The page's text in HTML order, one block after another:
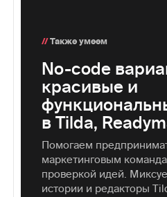
// Также умеем
No-сode
красивые и
в Tilda,
Помогаем
маркетинговым
проверкой идей.
истории и редакторы